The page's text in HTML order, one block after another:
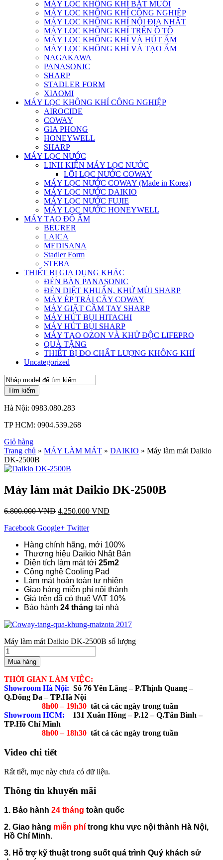
MÁY LỌC KHÔNG KHÍ BẮT MUỖI
MÁY LỌC KHÔNG KHÍ CÔNG NGHIỆP
MÁY LỌC KHÔNG KHÍ NỘI ĐỊA NHẬT
MÁY LỌC KHÔNG KHÍ TRÊN Ô TÔ
MÁY LỌC KHÔNG KHÍ VÀ HÚT ẨM
MÁY LỌC KHÔNG KHÍ VÀ TẠO ẨM
NAGAKAWA
PANASONIC
SHARP
STADLER FORM
XIAOMI
MÁY LỌC KHÔNG KHÍ CÔNG NGHIỆP
AIROCIDE
COWAY
GIA PHONG
HONEYWELL
SHARP
MÁY LỌC NƯỚC
LINH KIỆN MÁY LỌC NƯỚC
LÕI LỌC NƯỚC COWAY
MÁY LỌC NƯỚC COWAY (Made in Korea)
MÁY LỌC NƯỚC DAIKIO
MÁY LỌC NƯỚC FUJIE
MÁY LỌC NƯỚC HONEYWELL
MÁY TẠO ĐỘ ẨM
BEURER
LAICA
MEDISANA
Stadler Form
STEBA
THIẾT BỊ GIA DỤNG KHÁC
ĐÈN BÀN PANASONIC
ĐÈN DIỆT KHUẨN, KHỬ MÙI SHARP
MÁY ÉP TRÁI CÂY COWAY
MÁY GIẶT CẦM TAY SHARP
MÁY HÚT BỤI HITACHI
MÁY HÚT BỤI SHARP
MÁY TẠO OZON VÀ KHỬ ĐỘC LIFEPRO
QUÀ TẶNG
THIẾT BỊ ĐO CHẤT LƯỢNG KHÔNG KHÍ
Uncategorized
Tìm kiếm
Hà Nội: 0983.080.283
TP HCM: 0904.539.268
Giỏ hàng
Trang chủ » MÁY LÀM MÁT » DAIKIO » Máy làm mát Daikio
DK-2500B
Máy làm mát Daikio DK-2500B
6.800.000VNĐ 4.250.000 VNĐ
Facebook Google+ Twitter
Hàng chính hãng, mới 100%
Thương hiệu Daikio Nhật Bản
Diện tích làm mát tới 25m2
Công nghệ Cooling Pad
Làm mát hoàn toàn tự nhiên
Giao hàng miễn phí nội thành
Giá trên đã có thuế VAT 10%
Bảo hành 24 tháng tại nhà
Máy làm mát Daikio DK-2500B số lượng
Mua hàng
THỜI GIAN LÀM VIỆC:
Showroom Hà Nội: Số 76 Yên Lãng – P.Thịnh Quang –
Q.Đống Đa – TP.Hà Nội
8h00 – 19h30 tất cả các ngày trong tuần
Showroom HCM:
131 Xuân Hồng – P.12 – Q.Tân Bình –
TP.Hồ Chí Minh
8h00 – 18h30 tất cả các ngày trong tuần
Video chi tiết
Rất tiết, mục này chưa có dữ liệu.
Thông tin khuyến mãi
1. Bảo hành 24 tháng toàn quốc
2. Giao hàng miễn phí trong khu vực nội thành Hà Nội,
Hồ Chí Minh.
3. Hỗ trợ kỹ thuật trong suốt quá trình Quý khách sử